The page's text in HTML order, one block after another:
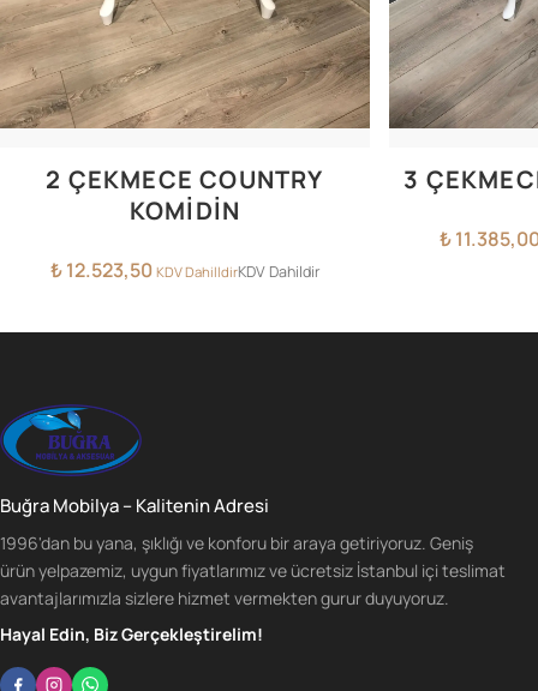
2 ÇEKMECE COUNTRY
KOMİDİN
₺12.523,50 KDV DahilldirKDV Dahildir
3
₺
Buğra Mobilya – Kalitenin Adresi
1996'dan bu yana, şıklığı ve konforu bir araya getiriyoruz. Geniş
ürün yelpazemiz, uygun fiyatlarımız ve ücretsiz İstanbul içi teslimat
avantajlarımızla sizlere hizmet vermekten gurur duyuyoruz.
Hayal Edin, Biz Gerçekleştirelim!